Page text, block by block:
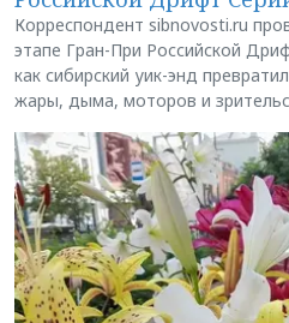
Корреспондент sibnovosti.ru
этапе Гран-При Российской
как сибирский уик-энд
жары, дыма, моторов и